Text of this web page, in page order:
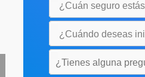
¿Tienes alguna